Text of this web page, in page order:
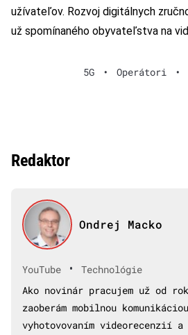
užívateľov. Rozvoj digitálnych
už spomínaného obyvateľstva na
5G • Operátori •
Redaktor
Ondrej Macko
YouTube •
Technológie
Ako novinár pracujem už od
zaoberám mobilnou
vyhotovovaním videorecenzií